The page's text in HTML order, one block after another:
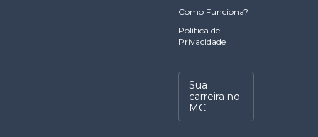
Como Funciona?
Política de
Privacidade
Sua
carreira no
MC